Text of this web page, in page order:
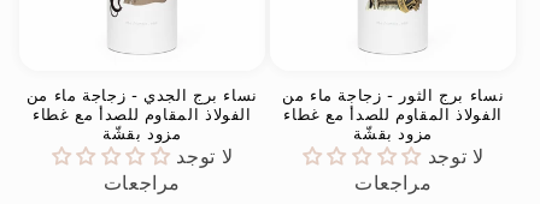
نساء برج الجدي - زجاجة ماء من
الفولاذ المقاوم للصدأ مع غطاء
مزود بقشّة
لا توجد
مراجعات
نساء برج الثور - زجاجة ماء من
الفولاذ المقاوم للصدأ مع غطاء
مزود بقشّة
لا توجد
مراجعات